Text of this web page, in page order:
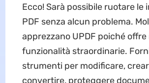
Ecco! Sarà possibile ruotare le
PDF senza alcun problema.
apprezzano UPDF poiché
funzionalità straordinarie.
strumenti per modificare,
convertire, proteggere